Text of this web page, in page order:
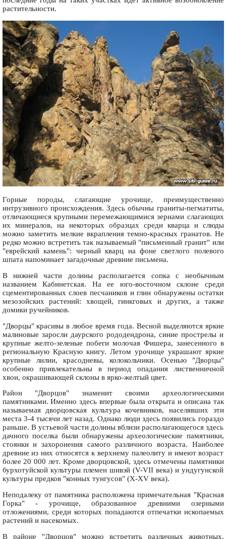
растительности.
Горные породы, слагающие урочище, преимущественно
интрузивного происхождения. Здесь обычны граниты-пегматиты,
отличающиеся крупными перемежающимися зернами слагающих
их минералов, на некоторых образцах среди кварца и слюды
можно заметить мелкие вкрапления темно-красных гранатов. Не
редко можно встретить так называемый "письменный гранит" или
"еврейский камень": черный кварц на фоне светлого полевого
шпата напоминает загадочные древние письмена.
В нижней части долины располагается сопка с необычным
названием Кабинетская. На ее юго-восточном склоне среди
сцементированных слоев песчаников и глин обнаружены остатки
мезозойских растений: хвощей, гинкговых и других, а также
домики ручейников.
"Дворцы" красивы в любое время года. Весной выделяются яркие
малиновые заросли даурского рододендрона, синие прострелы и
крупные желто-зеленые побеги молочая Фишера, занесенного в
региональную Красную книгу. Летом урочище украшают яркие
крупные лилии, красодневы, колокольчики. Осенью "Дворцы"
особенно привлекательны в период опадания лиственничной
хвои, окрашивающей склоны в ярко-желтый цвет.
Район "Дворцов" знаменит своими археологическими
памятниками. Именно здесь впервые была открыта и описана так
называемая дворцовская культура кочевников, населявших эти
места 3-4 тысячи лет назад. Однако люди здесь появились гораздо
раньше. В устьевой части долины вблизи располагающегося здесь
дачного поселка были обнаружены археологические памятники,
стоянки и захоронения самого различного возраста. Наиболее
древние из них относятся к верхнему палеолиту и имеют возраст
более 20 000 лет. Кроме дворцовской, здесь отмечены памятники
бурхотуйской культуры племен шивэй (V-VII века) и ундугунской
культуры предков "конных тунгусов" (X-XV века).
Неподалеку от памятника расположена примечательная "Красная
Горка" - урочище, образованное древними озерными
отложениями, среди которых попадаются отпечатки ископаемых
растений и насекомых.
В районе "Дворцов" можно встретить различных животных,